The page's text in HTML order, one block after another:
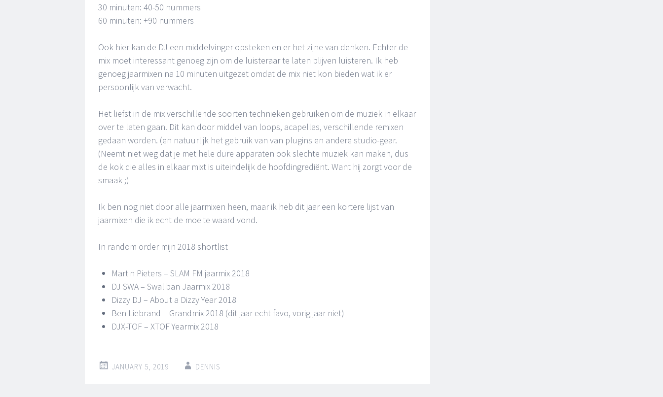
30 minuten: 40-50 nummers
60 minuten: +90 nummers
Ook hier kan de DJ een middelvinger opsteken en er het zijne van denken. Echter de
mix moet interessant genoeg zijn om de luisteraar te laten blijven luisteren. Ik heb
genoeg jaarmixen na 10 minuten uitgezet omdat de mix niet kon bieden wat ik er
persoonlijk van verwacht.
Het liefst in de mix verschillende soorten technieken gebruiken om de muziek in elkaar
over te laten gaan. Dit kan door middel van loops, acapellas, verschillende remixen
gedaan worden. (en natuurlijk het gebruik van van plugins en andere studio-gear.
(Neemt niet weg dat je met hele dure apparaten ook slechte muziek kan maken, dus
de kok die alles in elkaar mixt is uiteindelijk de hoofdingrediënt. Want hij zorgt voor de
smaak ;)
Ik ben nog niet door alle jaarmixen heen, maar ik heb dit jaar een kortere lijst van
jaarmixen die ik echt de moeite waard vond.
In random order mijn 2018 shortlist
Martin Pieters – SLAM FM jaarmix 2018
DJ SWA – Swaliban Jaarmix 2018
Dizzy DJ – About a Dizzy Year 2018
Ben Liebrand – Grandmix 2018 (dit jaar echt favo, vorig jaar niet)
DJX-TOF – XTOF Yearmix 2018
JANUARY 5, 2019 DENNIS